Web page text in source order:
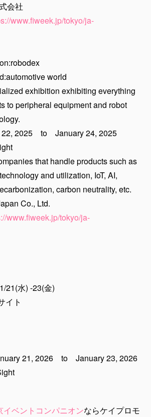
会社
www.fiweek.jp/tokyo/ja-
world
exhibition exhibiting everything
to peripheral equipment and robot
22, 2025 to January 24, 2025
that handle products such as
and utilization, IoT, AI,
carbon neutrality, etc.
Co., Ltd.
www.fiweek.jp/tokyo/ja-
21(水) -23(金)
イト
21, 2026 to January 23, 2026
イベントコンパニオンならケイプロモ